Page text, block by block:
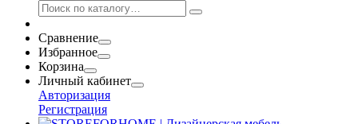
Сравнение
Избранное
Корзина
Личный кабинет
Авторизация
Регистрация